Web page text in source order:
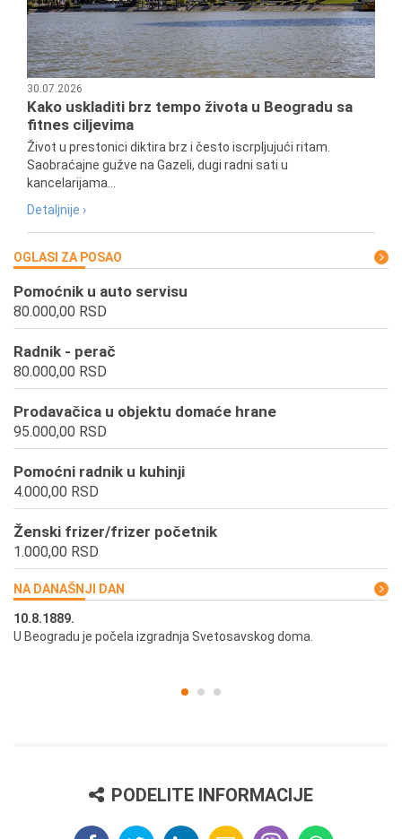
30.07.2026
Kako uskladiti brz tempo života u Beogradu sa
fitnes ciljevima
Život u prestonici diktira brz i često iscrpljujući ritam.
Saobraćajne gužve na Gazeli, dugi radni sati u
kancelarijama...
Detaljnije ›
OGLASI ZA POSAO
Pomoćnik u auto servisu
80.000,00 RSD
Radnik - perač
80.000,00 RSD
Prodavačica u objektu domaće hrane
95.000,00 RSD
Pomoćni radnik u kuhinji
4.000,00 RSD
Ženski frizer/frizer početnik
1.000,00 RSD
NA DANAŠNJI DAN
10.8.1889.
U Beogradu je počela izgradnja Svetosavskog doma.
PODELITE INFORMACIJE